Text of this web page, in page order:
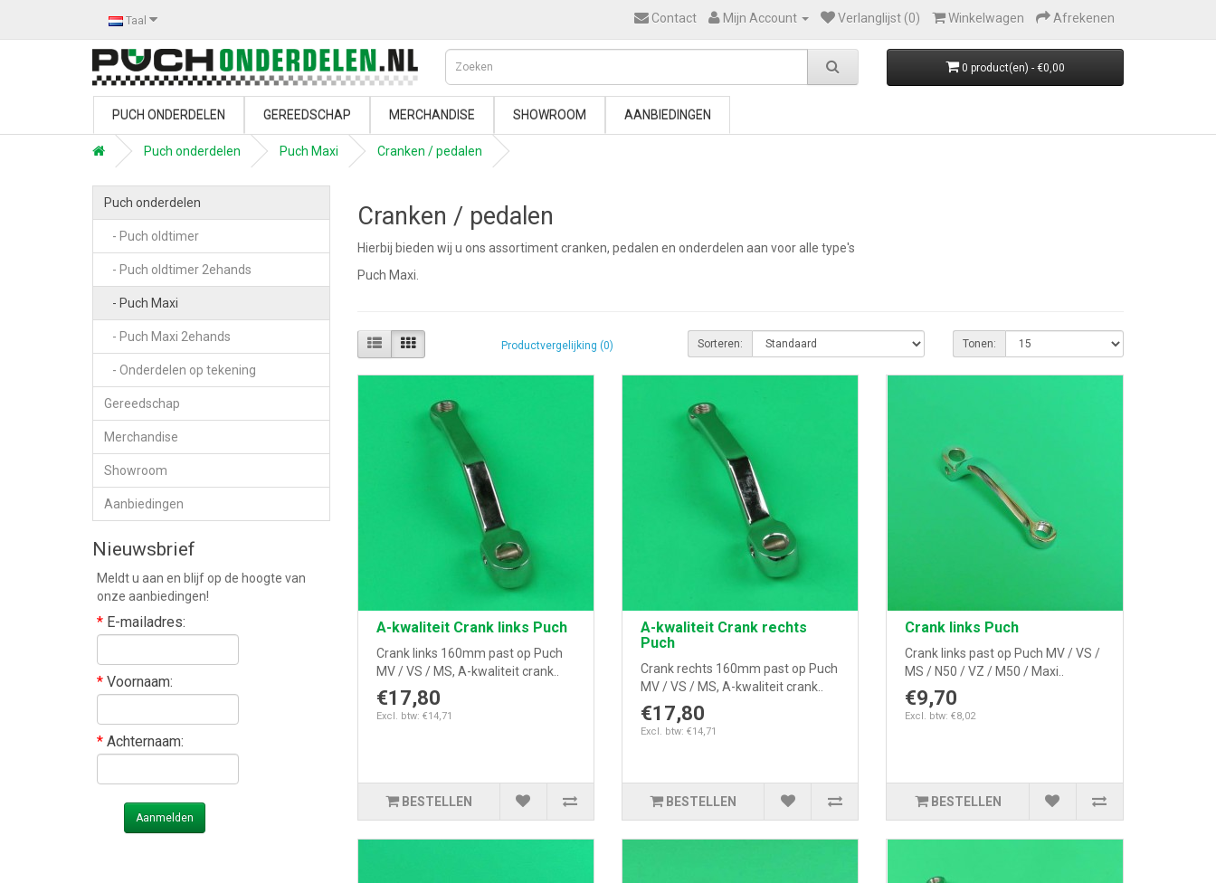
Taal Contact Mijn Account Verlanglijst (0) Winkelwagen Afrekenen
0 product(en) - €0,00
PUCH ONDERDELEN GEREEDSCHAP MERCHANDISE SHOWROOM AANBIEDINGEN
Puch onderdelen Puch Maxi Cranken / pedalen
Puch onderdelen
- Puch oldtimer
- Puch oldtimer 2ehands
- Puch Maxi
- Puch Maxi 2ehands
- Onderdelen op tekening
Gereedschap
Merchandise
Showroom
Aanbiedingen
Nieuwsbrief
Meldt u aan en blijf op de hoogte van
onze aanbiedingen!
* E-mailadres:
* Voornaam:
* Achternaam:
Aanmelden
Cranken / pedalen
Hierbij bieden wij u ons assortiment cranken, pedalen en onderdelen aan voor alle type's
Puch Maxi.
Productvergelijking (0) Sorteren: Tonen:
A-kwaliteit Crank links Puch
Crank links 160mm past op Puch
MV / VS / MS, A-kwaliteit crank..
€17,80
Excl. btw: €14,71
BESTELLEN
A-kwaliteit Crank rechts
Puch
Crank rechts 160mm past op Puch
MV / VS / MS, A-kwaliteit crank..
€17,80
Excl. btw: €14,71
BESTELLEN
Crank links Puch
Crank links past op Puch MV / VS /
MS / N50 / VZ / M50 / Maxi..
€9,70
Excl. btw: €8,02
BESTELLEN